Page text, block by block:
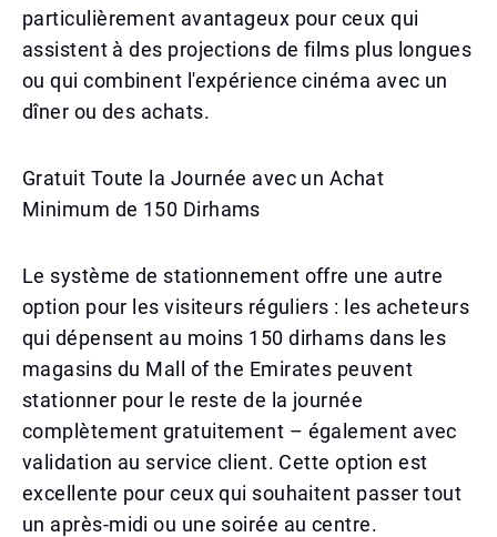
particulièrement avantageux pour ceux qui
assistent à des projections de films plus longues
ou qui combinent l'expérience cinéma avec un
dîner ou des achats.
Gratuit Toute la Journée avec un Achat
Minimum de 150 Dirhams
Le système de stationnement offre une autre
option pour les visiteurs réguliers : les acheteurs
qui dépensent au moins 150 dirhams dans les
magasins du Mall of the Emirates peuvent
stationner pour le reste de la journée
complètement gratuitement – également avec
validation au service client. Cette option est
excellente pour ceux qui souhaitent passer tout
un après-midi ou une soirée au centre.